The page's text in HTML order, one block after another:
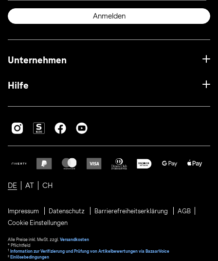
Anmelden
Unternehmen
Hilfe
DE AT CH
Impressum Datenschutz Barrierefreiheitserklärung
AGB
Cookie Einstellungen
Alle Preise inkl. MwSt. zzgl. Versandkosten
* Pflichtfeld
1
Information zur Verifizierung und Prüfung von Artikelbewertungen via BazaarVoice
² Einlösebedingungen